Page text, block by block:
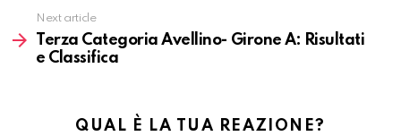
Next article
Terza Categoria Avellino- Girone A: Risultati
e Classifica
QUAL È LA TUA REAZIONE?